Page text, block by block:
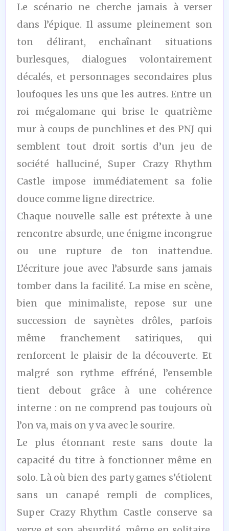
Le scénario ne cherche jamais à verser
dans l’épique. Il assume pleinement son
ton délirant, enchaînant situations
burlesques, dialogues volontairement
décalés, et personnages secondaires plus
loufoques les uns que les autres. Entre un
roi mégalomane qui brise le quatrième
mur à coups de punchlines et des PNJ qui
semblent tout droit sortis d’un jeu de
société halluciné, Super Crazy Rhythm
Castle impose immédiatement sa folie
douce comme ligne directrice.
Chaque nouvelle salle est prétexte à une
rencontre absurde, une énigme incongrue
ou une rupture de ton inattendue.
L’écriture joue avec l’absurde sans jamais
tomber dans la facilité. La mise en scène,
bien que minimaliste, repose sur une
succession de saynètes drôles, parfois
même franchement satiriques, qui
renforcent le plaisir de la découverte. Et
malgré son rythme effréné, l’ensemble
tient debout grâce à une cohérence
interne : on ne comprend pas toujours où
l’on va, mais on y va avec le sourire.
Le plus étonnant reste sans doute la
capacité du titre à fonctionner même en
solo. Là où bien des party games s’étiolent
sans un canapé rempli de complices,
Super Crazy Rhythm Castle conserve sa